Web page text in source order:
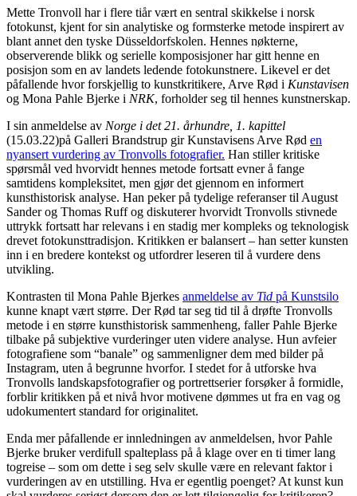
Mette Tronvoll har i flere tiår vært en sentral skikkelse i norsk
fotokunst, kjent for sin analytiske og formsterke metode inspirert av
blant annet den tyske Düsseldorfskolen. Hennes nøkterne,
observerende blikk og serielle komposisjoner har gitt henne en
posisjon som en av landets ledende fotokunstnere. Likevel er det
påfallende hvor forskjellig to kunstkritikere, Arve Rød i Kunstavisen
og Mona Pahle Bjerke i NRK, forholder seg til hennes kunstnerskap.
I sin anmeldelse av Norge i det 21. århundre, 1. kapittel
(15.03.22)på Galleri Brandstrup gir Kunstavisens Arve Rød en
nyansert vurdering av Tronvolls fotografier. Han stiller kritiske
spørsmål ved hvorvidt hennes metode fortsatt evner å fange
samtidens kompleksitet, men gjør det gjennom en informert
kunsthistorisk analyse. Han peker på tydelige referanser til August
Sander og Thomas Ruff og diskuterer hvorvidt Tronvolls stivnede
uttrykk fortsatt har relevans i en stadig mer kompleks og teknologisk
drevet fotokunsttradisjon. Kritikken er balansert – han setter kunsten
inn i en bredere kontekst og utfordrer leseren til å vurdere dens
utvikling.
Kontrasten til Mona Pahle Bjerkes anmeldelse av Tid på Kunstsilo
kunne knapt vært større. Der Rød tar seg tid til å drøfte Tronvolls
metode i en større kunsthistorisk sammenheng, faller Pahle Bjerke
tilbake på subjektive vurderinger uten videre analyse. Hun avfeier
fotografiene som “banale” og sammenligner dem med bilder på
Instagram, uten å begrunne hvorfor. I stedet for å utforske hva
Tronvolls landskapsfotografier og portrettserier forsøker å formidle,
forblir kritikken på et nivå hvor motivene dømmes ut fra en vag og
udokumentert standard for originalitet.
Enda mer påfallende er innledningen av anmeldelsen, hvor Pahle
Bjerke bruker verdifull spalteplass på å klage over en ti timer lang
togreise – som om dette i seg selv skulle være en relevant faktor i
vurderingen av en utstilling. Hva er egentlig poenget? At kunst kun